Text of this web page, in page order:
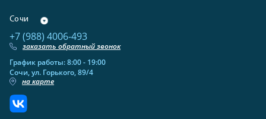
Сочи
+7 (988) 4006-493
заказать обратный звонок
График работы: 8:00 - 19:00
Сочи, ул. Горького, 89/4
на карте